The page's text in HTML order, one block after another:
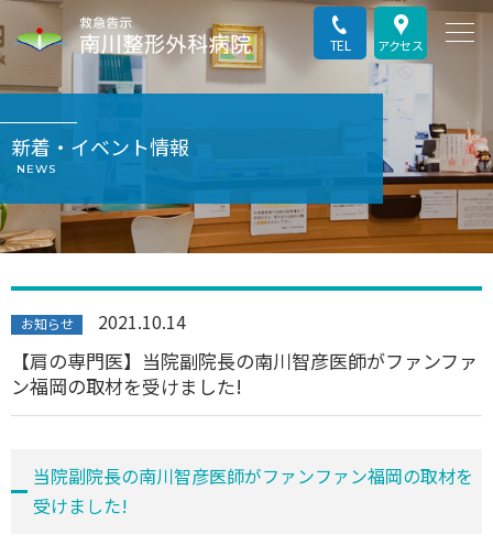
TEL アクセス
新着・イベント情報
NEWS
お知らせ 2021.10.14
【肩の専門医】当院副院長の南川智彦医師がファンファ
ン福岡の取材を受けました!
当院副院長の南川智彦医師がファンファン福岡の取材を
受けました!